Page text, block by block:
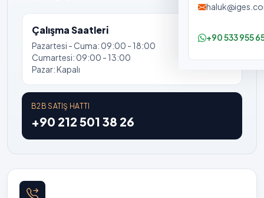
+90 533 955
Çalışma Saatleri
Pazartesi - Cuma: 09:00 - 18:00
Cumartesi: 09:00 - 13:00
Pazar: Kapalı
B2B SATIŞ HATTI
+90 212 501 38 26